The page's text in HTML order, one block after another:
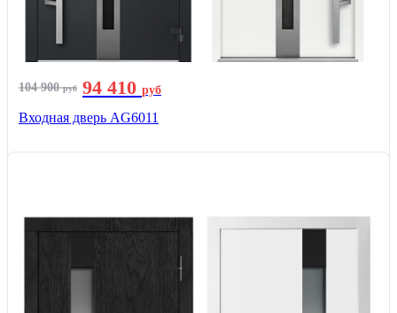
104 900руб 94 410 руб
Входная дверь AG6011